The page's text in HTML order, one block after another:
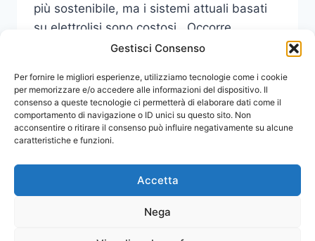
Gestisci Consenso
Per fornire le migliori esperienze, utilizziamo tecnologie come i cookie
per memorizzare e/o accedere alle informazioni del dispositivo. Il
consenso a queste tecnologie ci permetterà di elaborare dati come il
comportamento di navigazione o ID unici su questo sito. Non
acconsentire o ritirare il consenso può influire negativamente su alcune
caratteristiche e funzioni.
Accetta
Nega
più sostenibile, ma i sistemi attuali basati
su elettrolisi sono costosi. Occorre,
dunque, sviluppare nuove idee ed approcci.
LEGGI DI PIÙFINANZIATO
DAL
MUR
IL
PROGETTO
DI
DI